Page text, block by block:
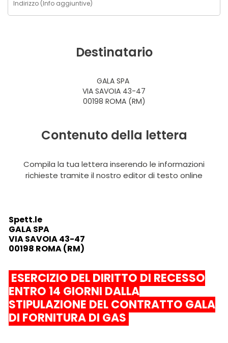
Destinatario
GALA SPA
VIA SAVOIA 43-47
00198 ROMA (RM)
Contenuto della lettera
Compila la tua lettera inserendo le informazioni
richieste tramite il nostro editor di testo online
Spett.le
GALA SPA
VIA SAVOIA 43-47
00198 ROMA (RM)
ESERCIZIO DEL DIRITTO DI RECESSO
ENTRO 14 GIORNI DALLA
STIPULAZIONE DELCONTRATTO GALA
DI FORNITURA DI GAS